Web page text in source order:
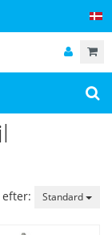
Standard